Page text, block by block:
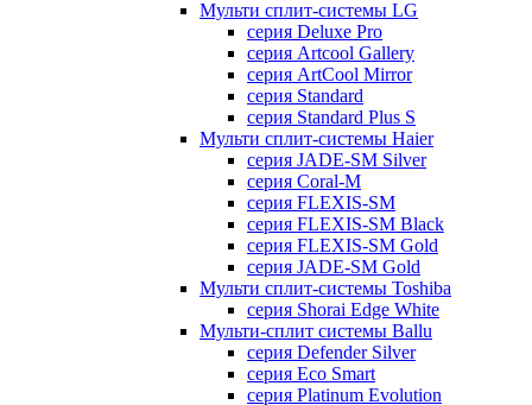
Мульти сплит-системы LG
серия Deluxe Pro
серия Artcool Gallery
серия ArtCool Mirror
серия Standard
серия Standard Plus S
Мульти сплит-системы Haier
серия JADE-SM Silver
серия Coral-M
серия FLEXIS-SM
серия FLEXIS-SM Black
серия FLEXIS-SM Gold
серия JADE-SM Gold
Мульти сплит-системы Toshiba
серия Shorai Edge White
Мульти-сплит системы Ballu
серия Defender Silver
серия Eco Smart
серия Platinum Evolution